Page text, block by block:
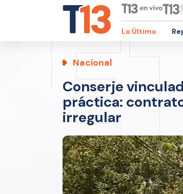
Lo Último
Nacional
Conserje
práctica:
irregular